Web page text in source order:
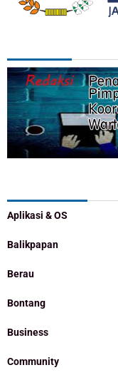
Aplikasi & OS
Balikpapan
Berau
Bontang
Business
Community